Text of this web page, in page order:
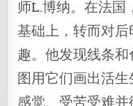
师L.博纳。在法国
基础上，转而对
趣。他发现线条
图用它们画出活生